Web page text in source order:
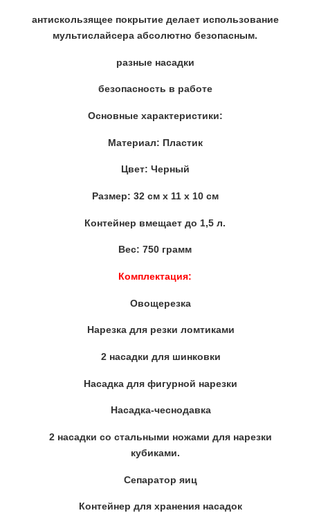
антискользящее покрытие делает использование
мультислайсера абсолютно безопасным.
разные насадки
безопасность в работе
Основные характеристики:
Материал: Пластик
Цвет: Черный
Размер: 32 см х 11 х 10 см
Контейнер вмещает до 1,5 л.
Вес: 750 грамм
Комплектация:
Овощерезка
Нарезка для резки ломтиками
2 насадки для шинковки
Насадка для фигурной нарезки
Насадка-чеснодавка
2 насадки со стальными ножами для нарезки
кубиками.
Сепаратор яиц
Контейнер для хранения насадок